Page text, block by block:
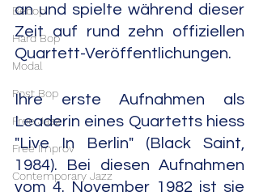
Bebop
Hard Bop
Modal
Post Bop
Free Jazz
Free Improv
Contemporary Jazz
an und spielte während dieser
Zeit auf rund zehn offiziellen
Quartett-Veröffentlichungen.
Ihre erste Aufnahmen als
Leaderin eines Quartetts hiess
"Live In Berlin" (Black Saint,
1984). Bei diesen Aufnahmen
vom 4. November 1982 ist sie